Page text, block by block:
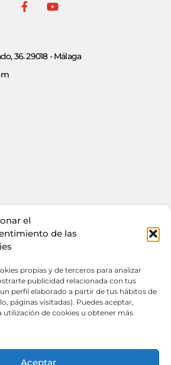
el
de las
propias y de terceros para analizar
publicidad relacionada con tus
perfil elaborado a partir de tus hábitos de
páginas visitadas). Puedes aceptar,
utilización de cookies u obtener más
Aceptar
36. 29018 - Málaga
a través de esta web, puedes